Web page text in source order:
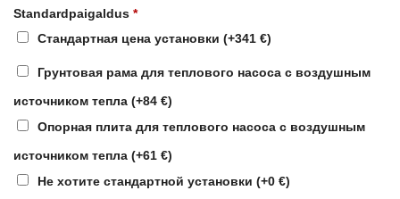
Standardpaigaldus *
Стандартная цена установки (+341 €)
Грунтовая рама для теплового насоса с воздушным
источником тепла (+84 €)
Опорная плита для теплового насоса с воздушным
источником тепла (+61 €)
Не хотите стандартной установки (+0 €)